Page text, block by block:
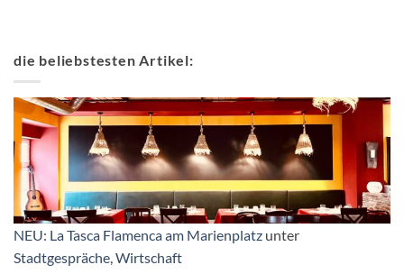
die beliebstesten Artikel:
NEU: La Tasca Flamenca am Marienplatz unter
Stadtgespräche Wirtschaft